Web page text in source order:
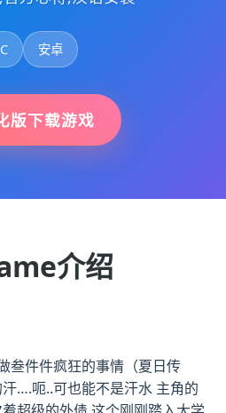
安卓
版下载游戏
介绍
叁件件疯狂的事情（夏日传
….呃..可也能不是汗水 主角的